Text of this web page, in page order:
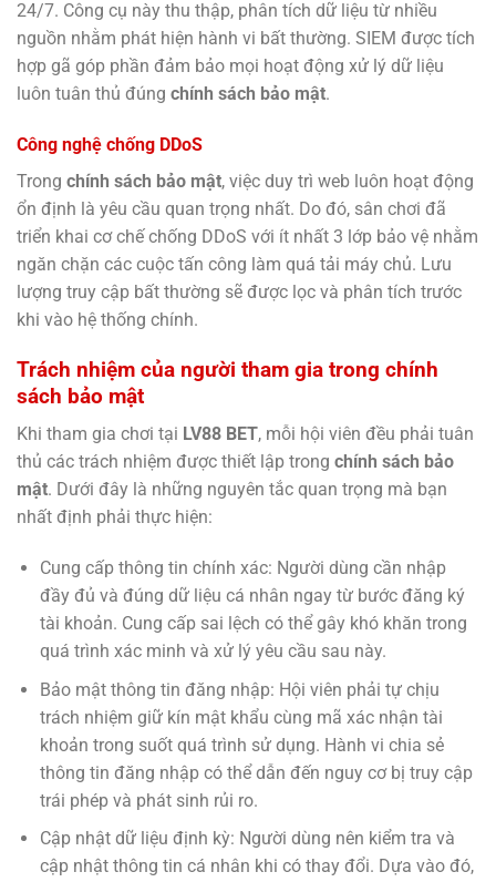
24/7. Công cụ này thu thập, phân tích dữ liệu từ nhiều
nguồn nhằm phát hiện hành vi bất thường. SIEM được tích
hợp gã góp phần đảm bảo mọi hoạt động xử lý dữ liệu
luôn tuân thủ đúng chính sách bảo mật.
Công nghệ chống DDoS
Trong chính sách bảo mật, việc duy trì web luôn hoạt động
ổn định là yêu cầu quan trọng nhất. Do đó, sân chơi đã
triển khai cơ chế chống DDoS với ít nhất 3 lớp bảo vệ nhằm
ngăn chặn các cuộc tấn công làm quá tải máy chủ. Lưu
lượng truy cập bất thường sẽ được lọc và phân tích trước
khi vào hệ thống chính.
Trách nhiệm của người tham gia trong chính
sách bảo mật
Khi tham gia chơi tại LV88 BET, mỗi hội viên đều phải tuân
thủ các trách nhiệm được thiết lập trong chính sách bảo
mật. Dưới đây là những nguyên tắc quan trọng mà bạn
nhất định phải thực hiện:
Cung cấp thông tin chính xác: Người dùng cần nhập
đầy đủ và đúng dữ liệu cá nhân ngay từ bước đăng ký
tài khoản. Cung cấp sai lệch có thể gây khó khăn trong
quá trình xác minh và xử lý yêu cầu sau này.
Bảo mật thông tin đăng nhập: Hội viên phải tự chịu
trách nhiệm giữ kín mật khẩu cùng mã xác nhận tài
khoản trong suốt quá trình sử dụng. Hành vi chia sẻ
thông tin đăng nhập có thể dẫn đến nguy cơ bị truy cập
trái phép và phát sinh rủi ro.
Cập nhật dữ liệu định kỳ: Người dùng nên kiểm tra và
cập nhật thông tin cá nhân khi có thay đổi. Dựa vào đó,